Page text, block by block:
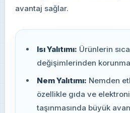
avantaj sağlar.
Isı Yalıtımı: Ürünlerin
değişimlerinden
Nem Yalıtımı: Nemden
özellikle gıda ve
taşınmasında büyük